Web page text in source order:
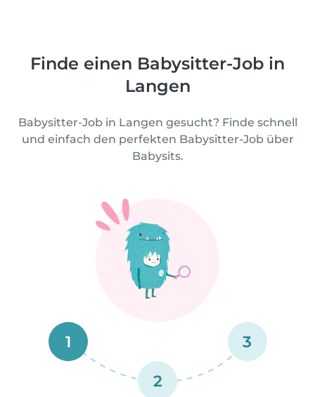
Finde einen Babysitter-Job in
Langen
Babysitter-Job in Langen gesucht? Finde schnell
und einfach den perfekten Babysitter-Job über
Babysits.
1
2
3